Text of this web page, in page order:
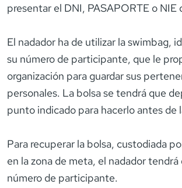
presentar el DNI, PASAPORTE o NIE
El nadador ha de utilizar la swimbag,
su número de participante, que le
organización para guardar sus
personales. La bolsa se tendrá que
punto indicado para hacerlo antes de
Para recuperar la bolsa, custodiada
en la zona de meta, el nadador
número de participante.